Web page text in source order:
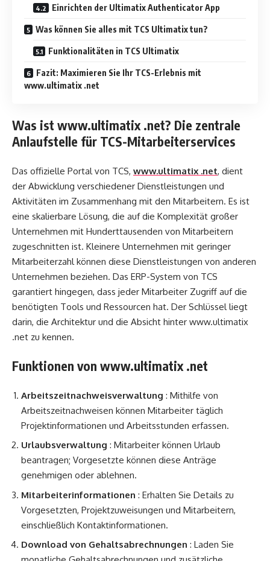
Einrichten der Ultimatix Authenticator App
Was können Sie alles mit TCS Ultimatix tun?
Funktionalitäten in TCS Ultimatix
Fazit: Maximieren Sie Ihr TCS-Erlebnis mit
www.ultimatix .net
Was ist www.ultimatix .net? Die zentrale
Anlaufstelle für TCS-Mitarbeiterservices
Das offizielle Portal von TCS, www.ultimatix .net, dient
der Abwicklung verschiedener Dienstleistungen und
Aktivitäten im Zusammenhang mit den Mitarbeitern. Es ist
eine skalierbare Lösung, die auf die Komplexität großer
Unternehmen mit Hunderttausenden von Mitarbeitern
zugeschnitten ist. Kleinere Unternehmen mit geringer
Mitarbeiterzahl können diese Dienstleistungen von anderen
Unternehmen beziehen. Das ERP-System von TCS
garantiert hingegen, dass jeder Mitarbeiter Zugriff auf die
benötigten Tools und Ressourcen hat. Der Schlüssel liegt
darin, die Architektur und die Absicht hinter www.ultimatix
.net zu kennen.
Funktionen von www.ultimatix .net
Arbeitszeitnachweisverwaltung : Mithilfe von
Arbeitszeitnachweisen können Mitarbeiter täglich
Projektinformationen und Arbeitsstunden erfassen.
Urlaubsverwaltung : Mitarbeiter können Urlaub
beantragen; Vorgesetzte können diese Anträge
genehmigen oder ablehnen.
Mitarbeiterinformationen : Erhalten Sie Details zu
Vorgesetzten, Projektzuweisungen und Mitarbeitern,
einschließlich Kontaktinformationen.
Download von Gehaltsabrechnungen : Laden Sie